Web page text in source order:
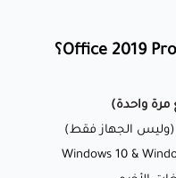
واحدة)
الجهاز فقط)